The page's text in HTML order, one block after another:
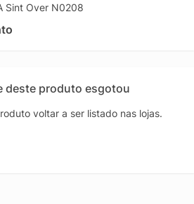
Sint Over N0208
deste produto esgotou
voltar a ser listado nas lojas.